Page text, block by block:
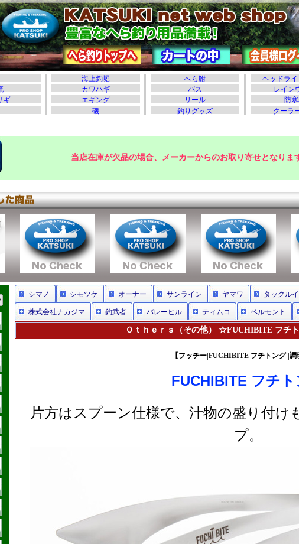
当店在庫が欠品の場合、メーカーからのお取り寄せとなりま
シマノ シモツケ オーナー サンライン ヤマワ タックル
株式会社ナカジマ 釣武者 バレーヒル ティムコ ベルモント
Ｏｔｈｅｒｓ（その他） ☆FUCHIBITE フチ
【フッチー|FUCHIBITE フチトング |調
FUCHIBITE フチ
片方はスプーン仕様で、汁物の盛り付け
プ。